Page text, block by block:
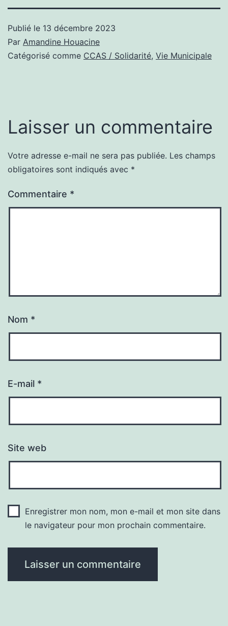
Publié le 13 décembre 2023
Par Amandine Houacine
Catégorisé comme CCAS / Solidarité, Vie Municipale
Laisser un commentaire
Votre adresse e-mail ne sera pas publiée. Les champs
obligatoires sont indiqués avec *
Commentaire *
Nom *
E-mail *
Site web
Enregistrer mon nom, mon e-mail et mon site dans
le navigateur pour mon prochain commentaire.